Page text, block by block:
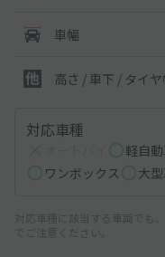
車幅
高さ / 車下 / タイ
対応車種
軽自
ワンボックス
大
対応車種に該当する車両でも
でご注意ください。